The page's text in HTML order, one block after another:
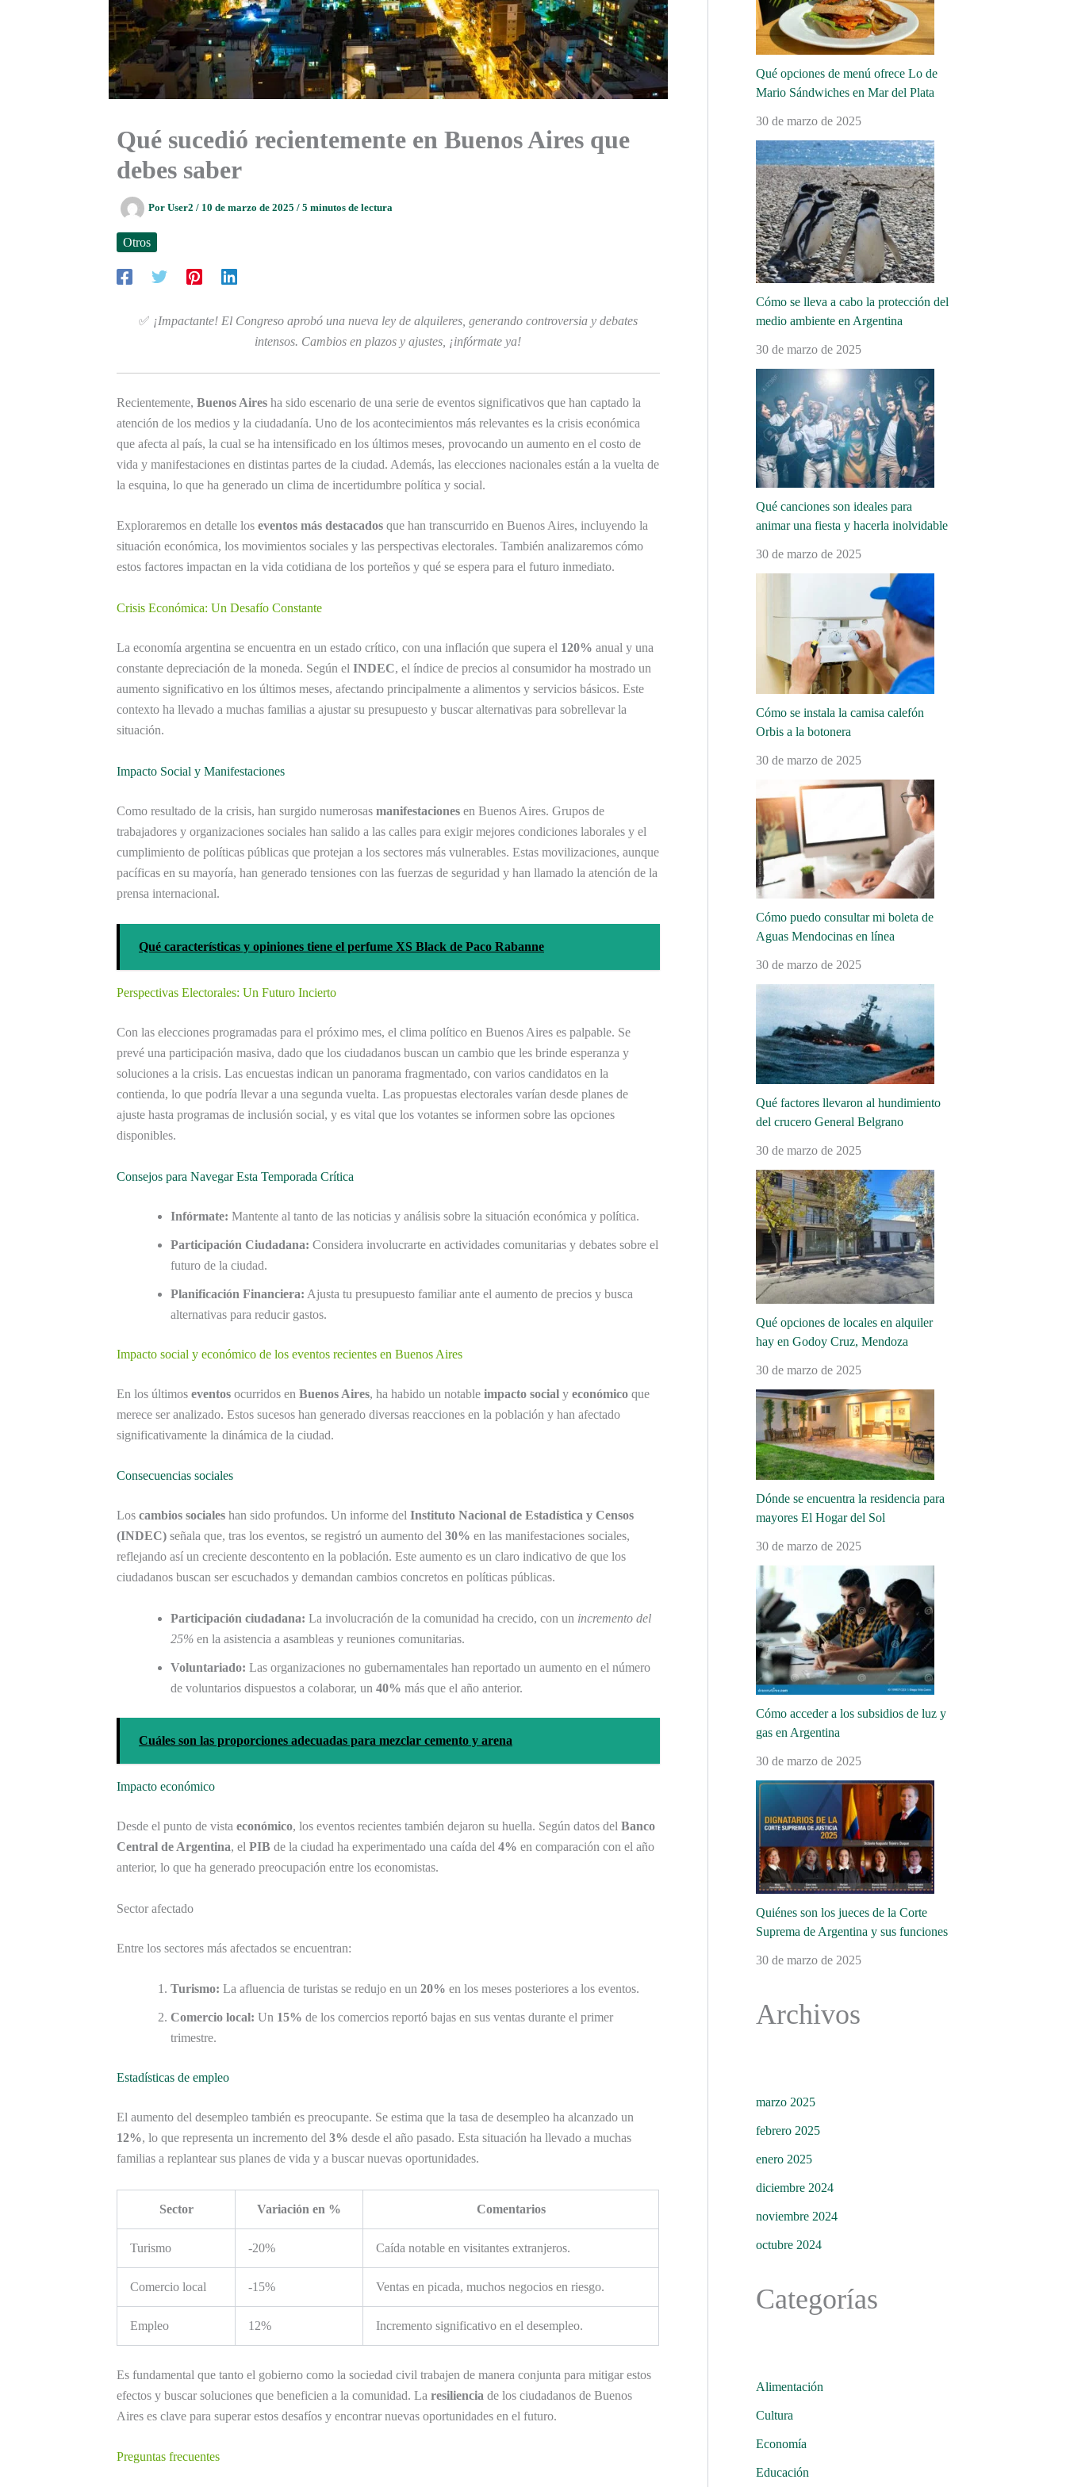
Qué sucedió recientemente en Buenos Aires que
debes saber
Por User2 / 10 de marzo de 2025 / 5 minutos de lectura
Otros
✅ ¡Impactante! El Congreso aprobó una nueva ley de alquileres, generando controversia y debates
intensos. Cambios en plazos y ajustes, ¡infórmate ya!
Recientemente, Buenos Aires ha sido escenario de una serie de eventos significativos que han captado la
atención de los medios y la ciudadanía. Uno de los acontecimientos más relevantes es la crisis económica
que afecta al país, la cual se ha intensificado en los últimos meses, provocando un aumento en el costo de
vida y manifestaciones en distintas partes de la ciudad. Además, las elecciones nacionales están a la vuelta de
la esquina, lo que ha generado un clima de incertidumbre política y social.
Exploraremos en detalle los eventos más destacados que han transcurrido en Buenos Aires, incluyendo la
situación económica, los movimientos sociales y las perspectivas electorales. También analizaremos cómo
estos factores impactan en la vida cotidiana de los porteños y qué se espera para el futuro inmediato.
Crisis Económica: Un Desafío Constante
La economía argentina se encuentra en un estado crítico, con una inflación que supera el 120% anual y una
constante depreciación de la moneda. Según el INDEC, el índice de precios al consumidor ha mostrado un
aumento significativo en los últimos meses, afectando principalmente a alimentos y servicios básicos. Este
contexto ha llevado a muchas familias a ajustar su presupuesto y buscar alternativas para sobrellevar la
situación.
Impacto Social y Manifestaciones
Como resultado de la crisis, han surgido numerosas manifestaciones en Buenos Aires. Grupos de
trabajadores y organizaciones sociales han salido a las calles para exigir mejores condiciones laborales y el
cumplimiento de políticas públicas que protejan a los sectores más vulnerables. Estas movilizaciones, aunque
pacíficas en su mayoría, han generado tensiones con las fuerzas de seguridad y han llamado la atención de la
prensa internacional.
Qué características y opiniones tiene el perfume XS Black de Paco Rabanne
Perspectivas Electorales: Un Futuro Incierto
Con las elecciones programadas para el próximo mes, el clima político en Buenos Aires es palpable. Se
prevé una participación masiva, dado que los ciudadanos buscan un cambio que les brinde esperanza y
soluciones a la crisis. Las encuestas indican un panorama fragmentado, con varios candidatos en la
contienda, lo que podría llevar a una segunda vuelta. Las propuestas electorales varían desde planes de
ajuste hasta programas de inclusión social, y es vital que los votantes se informen sobre las opciones
disponibles.
Consejos para Navegar Esta Temporada Crítica
Infórmate: Mantente al tanto de las noticias y análisis sobre la situación económica y política.
Participación Ciudadana: Considera involucrarte en actividades comunitarias y debates sobre el
futuro de la ciudad.
Planificación Financiera: Ajusta tu presupuesto familiar ante el aumento de precios y busca
alternativas para reducir gastos.
Impacto social y económico de los eventos recientes en Buenos Aires
En los últimos eventos ocurridos en Buenos Aires, ha habido un notable impacto social y económico que
merece ser analizado. Estos sucesos han generado diversas reacciones en la población y han afectado
significativamente la dinámica de la ciudad.
Consecuencias sociales
Los cambios sociales han sido profundos. Un informe del Instituto Nacional de Estadística y Censos
(INDEC) señala que, tras los eventos, se registró un aumento del 30% en las manifestaciones sociales,
reflejando así un creciente descontento en la población. Este aumento es un claro indicativo de que los
ciudadanos buscan ser escuchados y demandan cambios concretos en políticas públicas.
Participación ciudadana: La involucración de la comunidad ha crecido, con un incremento del
25% en la asistencia a asambleas y reuniones comunitarias.
Voluntariado: Las organizaciones no gubernamentales han reportado un aumento en el número
de voluntarios dispuestos a colaborar, un 40% más que el año anterior.
Cuáles son las proporciones adecuadas para mezclar cemento y arena
Impacto económico
Desde el punto de vista económico, los eventos recientes también dejaron su huella. Según datos del Banco
Central de Argentina, el PIB de la ciudad ha experimentado una caída del 4% en comparación con el año
anterior, lo que ha generado preocupación entre los economistas.
Sector afectado
Entre los sectores más afectados se encuentran:
Turismo: La afluencia de turistas se redujo en un 20% en los meses posteriores a los eventos.
Comercio local: Un 15% de los comercios reportó bajas en sus ventas durante el primer
trimestre.
Estadísticas de empleo
El aumento del desempleo también es preocupante. Se estima que la tasa de desempleo ha alcanzado un
12%, lo que representa un incremento del 3% desde el año pasado. Esta situación ha llevado a muchas
familias a replantear sus planes de vida y a buscar nuevas oportunidades.
Sector Variación en % Comentarios
Turismo -20% Caída notable en visitantes extranjeros.
Comercio local -15% Ventas en picada, muchos negocios en riesgo.
Empleo 12% Incremento significativo en el desempleo.
Es fundamental que tanto el gobierno como la sociedad civil trabajen de manera conjunta para mitigar estos
efectos y buscar soluciones que beneficien a la comunidad. La resiliencia de los ciudadanos de Buenos
Aires es clave para superar estos desafíos y encontrar nuevas oportunidades en el futuro.
Preguntas frecuentes
Qué opciones de menú ofrece Lo de
Mario Sándwiches en Mar del Plata
30 de marzo de 2025
Cómo se lleva a cabo la protección del
medio ambiente en Argentina
30 de marzo de 2025
Qué canciones son ideales para
animar una fiesta y hacerla inolvidable
30 de marzo de 2025
Cómo se instala la camisa calefón
Orbis a la botonera
30 de marzo de 2025
Cómo puedo consultar mi boleta de
Aguas Mendocinas en línea
30 de marzo de 2025
Qué factores llevaron al hundimiento
del crucero General Belgrano
30 de marzo de 2025
Qué opciones de locales en alquiler
hay en Godoy Cruz, Mendoza
30 de marzo de 2025
Dónde se encuentra la residencia para
mayores El Hogar del Sol
30 de marzo de 2025
Cómo acceder a los subsidios de luz y
gas en Argentina
30 de marzo de 2025
Quiénes son los jueces de la Corte
Suprema de Argentina y sus funciones
30 de marzo de 2025
Archivos
marzo 2025
febrero 2025
enero 2025
diciembre 2024
noviembre 2024
octubre 2024
Categorías
Alimentación
Cultura
Economía
Educación